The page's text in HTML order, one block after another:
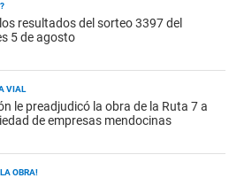
resultados del sorteo 3397 del
5 de agosto
VIAL
le preadjudicó la obra de la Ruta 7 a
de empresas mendocinas
OBRA!